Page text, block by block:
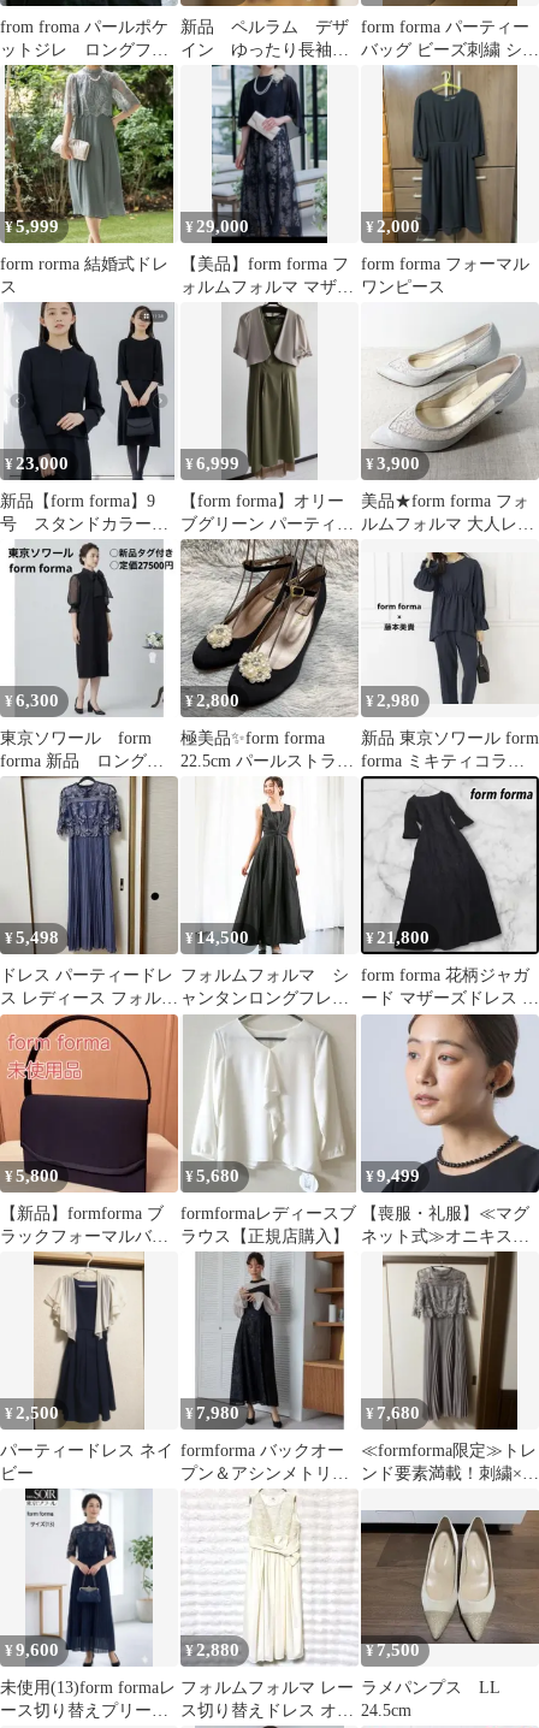
from froma パールポケ
ットジレ ロングフォ
ーマル 新品
新品 ペルラム デザ
イン ゆったり長袖シ
ャツ ライトブルー
綺麗め オフィス M
form forma パーティー
バッグ ビーズ刺繍 シル
バー
¥5,999
form rorma 結婚式ドレ
ス
¥ 29,000
【美品】form forma フ
ォルムフォルマ マザー
ドレス 9号 結婚式
¥ 2,000
form forma フォーマル
ワンピース
¥23,000
新品【form forma】9
号 スタンドカラージ
ャケット&セミフレア
ワンピース
¥6,999
【form forma】オリー
ブグリーン パーティー
ドレス ボレロ 3点セッ
ト
¥3,900
美品★form forma フォ
ルムフォルマ 大人レー
¥6,300
東京ソワール form
forma 新品 ロングワ
ンピース 黒チュー
ル リボン
¥2,800
極美品✨form forma
22.5cm パールストラッ
プ パンプス 結婚式
¥2,980
新品 東京ソワール form
forma ミキティコラボ
ブラウス ネイビー
¥5,498
ドレス パーティードレ
ス レディース フォルム
フォルマ
¥14,500
フォルムフォルマ シ
ャンタンロングフレア
ドレス黒9号 定価3
万 演奏会
¥21,800
form forma 花柄ジャガ
ード マザーズドレス フ
ォーマルワンピース 9
¥5,800
【新品】formforma ブ
ラックフォーマルバッ
¥5,680
formformaレディースブ
ラウス【正規店購入】
¥9,499
【喪服・礼服】≪マグ
ネット式≫オニキス一
連ネックレス 8mm玉
39cm
¥ 2,500
パーティードレス ネイ
ビー
¥ 7,980
formforma バックオー
プン＆アシンメトリー
レースドレス オケー
ジョン
¥ 7,680
≪formforma限定≫トレ
ンド要素満載！刺繍×プ
ドレス
¥9,600
未使用(13)form formaレ
ース切り替えプリーツ
¥2,880
フォルムフォルマ レー
ス切り替えドレス オフ
¥7,500
ラメパンプス LL
24.5cm